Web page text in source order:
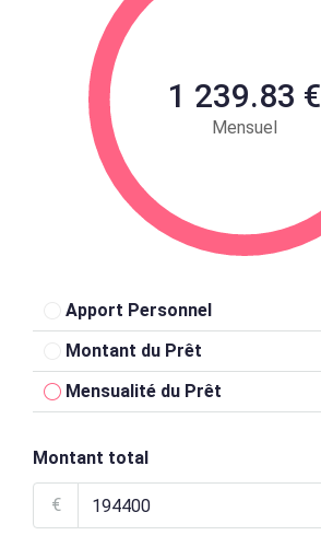
1 239.83 €
Mensuel
Apport Personnel
Montant du Prêt
Mensualité du Prêt
Montant total
€